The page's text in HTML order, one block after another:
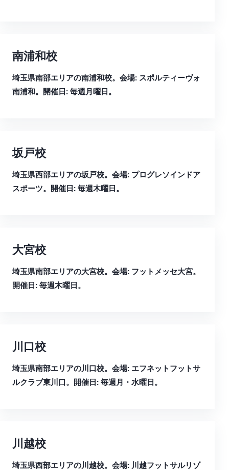
南浦和校
埼玉県南部エリアの南浦和校。会場: スポルティーヴォ
南浦和。開催日: 毎週月曜日。
坂戸校
埼玉県西部エリアの坂戸校。会場: プログレソインドア
スポーツ。開催日: 毎週木曜日。
大宮校
埼玉県南部エリアの大宮校。会場: フットメッセ大宮。
開催日: 毎週木曜日。
川口校
埼玉県南部エリアの川口校。会場: エフネットフットサ
ルクラブ東川口。開催日: 毎週月・水曜日。
川越校
埼玉県西部エリアの川越校。会場: 川越フットサルリゾ